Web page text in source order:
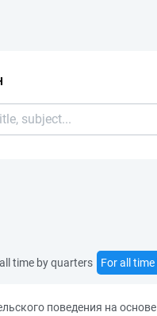
time by quarters For all
поведения на